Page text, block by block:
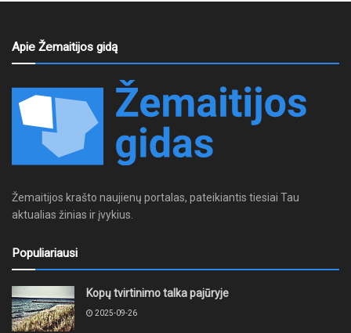
Apie Žemaitijos gidą
Žemaitijos krašto naujienų portalas, pateikiantis tiesiai Tau
aktualias žinias ir įvykius.
Populiariausi
Kopų tvirtinimo talka pajūryje
2025-09-26